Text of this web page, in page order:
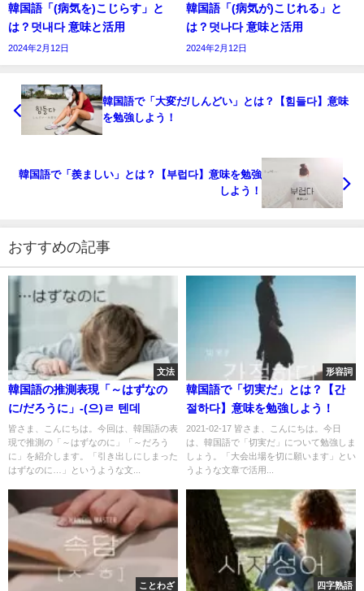
韓国語「(病気を)こじらす」と
は？덧내다 意味と活用
2024年2月12日
韓国語「(病気が)こじれる」と
は？덧나다 意味と活用
2024年2月12日
韓国語で「大変だ/しんどい」とは？【힘들다】意味
を勉強しよう！
韓国語で「羨ましい」とは？【부럽다】意味を勉強
しよう！
おすすめの記事
文法
韓国語の推測表現「～はずなの
に/だろうに」-(으)ㄹ 텐데
皆さま、こんにちは。今回は、韓国語の表
現で推測の「～はずなのに」「～だろう
に」を紹介します。「引き出しにしまった
はずなのに…」というような文...
形容詞
韓国語で「切実だ」とは？【간
절하다】意味を勉強しよう！
2021-02-17 皆さま、こんにちは。今日
は、韓国語で「切実だ」について勉強しま
しょう。「大会出場を切に願います」とい
うような文章で活用...
ことわざ 四字熟語